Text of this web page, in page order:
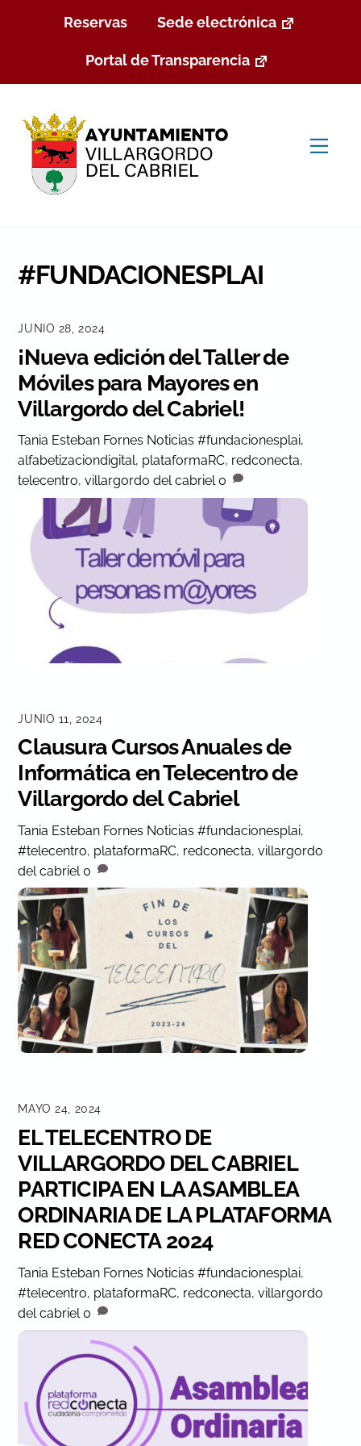
Reservas Sede electrónica
Portal de Transparencia
#FUNDACIONESPLAI
JUNIO 28, 2024
¡Nueva edición del Taller de
Móviles para Mayores en
Villargordo del Cabriel!
Tania Esteban Fornes Noticias #fundacionesplai,
alfabetizaciondigital, plataformaRC, redconecta,
telecentro,villargordo del cabriel 0
JUNIO 11, 2024
Clausura Cursos Anuales de
Informática en Telecentro de
Villargordo del Cabriel
Tania Esteban Fornes Noticias #fundacionesplai,
#telecentro, plataformaRC, redconecta,villargordo
del cabriel 0
MAYO 24, 2024
EL TELECENTRO DE
VILLARGORDO DEL CABRIEL
PARTICIPA EN LA ASAMBLEA
ORDINARIA DE LA PLATAFORMA
RED CONECTA 2024
Tania Esteban Fornes Noticias #fundacionesplai,
#telecentro, plataformaRC, redconecta,villargordo
del cabriel 0